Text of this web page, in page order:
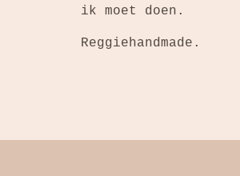
ik moet doen.
Reggiehandmade.